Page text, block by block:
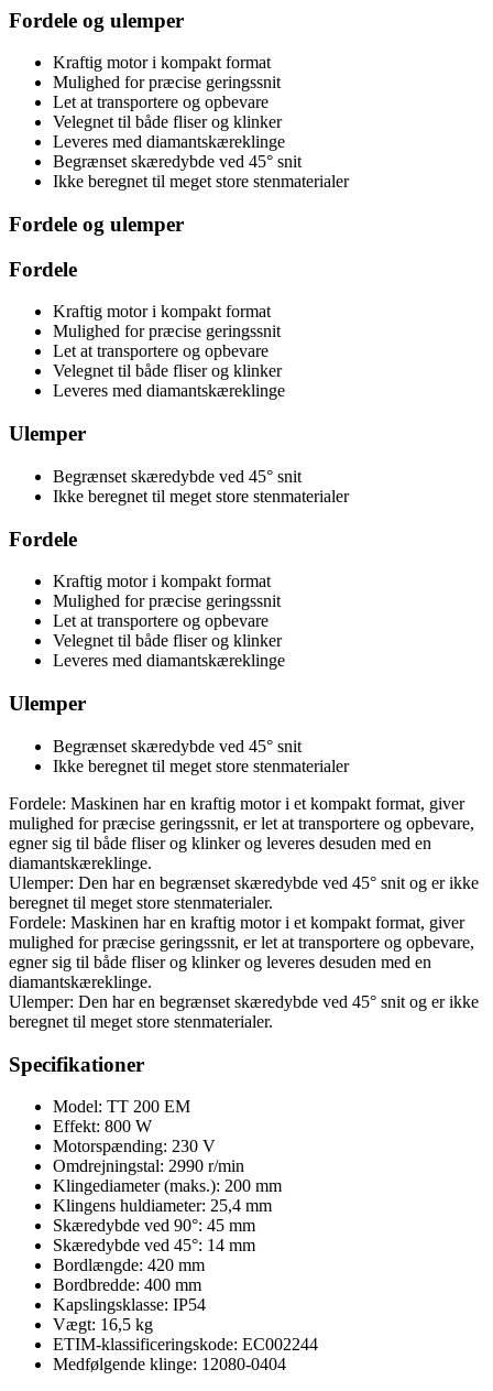
Fordele og ulemper
Kraftig motor i kompakt format
Mulighed for præcise geringssnit
Let at transportere og opbevare
Velegnet til både fliser og klinker
Leveres med diamantskæreklinge
Begrænset skæredybde ved 45° snit
Ikke beregnet til meget store stenmaterialer
Fordele og ulemper
Fordele
Kraftig motor i kompakt format
Mulighed for præcise geringssnit
Let at transportere og opbevare
Velegnet til både fliser og klinker
Leveres med diamantskæreklinge
Ulemper
Begrænset skæredybde ved 45° snit
Ikke beregnet til meget store stenmaterialer
Fordele
Kraftig motor i kompakt format
Mulighed for præcise geringssnit
Let at transportere og opbevare
Velegnet til både fliser og klinker
Leveres med diamantskæreklinge
Ulemper
Begrænset skæredybde ved 45° snit
Ikke beregnet til meget store stenmaterialer
Fordele: Maskinen har en kraftig motor i et kompakt format, giver
mulighed for præcise geringssnit, er let at transportere og opbevare,
egner sig til både fliser og klinker og leveres desuden med en
diamantskæreklinge.
Ulemper: Den har en begrænset skæredybde ved 45° snit og er ikke
beregnet til meget store stenmaterialer.
Fordele: Maskinen har en kraftig motor i et kompakt format, giver
mulighed for præcise geringssnit, er let at transportere og opbevare,
egner sig til både fliser og klinker og leveres desuden med en
diamantskæreklinge.
Ulemper: Den har en begrænset skæredybde ved 45° snit og er ikke
beregnet til meget store stenmaterialer.
Specifikationer
Model: TT 200 EM
Effekt: 800 W
Motorspænding: 230 V
Omdrejningstal: 2990 r/min
Klingediameter (maks.): 200 mm
Klingens huldiameter: 25,4 mm
Skæredybde ved 90°: 45 mm
Skæredybde ved 45°: 14 mm
Bordlængde: 420 mm
Bordbredde: 400 mm
Kapslingsklasse: IP54
Vægt: 16,5 kg
ETIM-klassificeringskode: EC002244
Medfølgende klinge: 12080-0404